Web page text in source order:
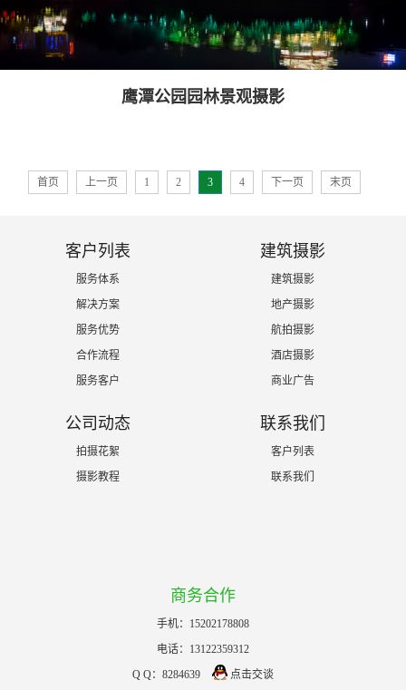
鹰潭公园园林景观摄影
首页 上一页 1 2 3 4 下一页 末页
客户列表
服务体系
解决方案
服务优势
合作流程
服务客户
建筑摄影
建筑摄影
地产摄影
航拍摄影
酒店摄影
商业广告
公司动态
拍摄花絮
摄影教程
联系我们
客户列表
联系我们
商务合作
手机：15202178808
电话：13122359312
Q Q：8284639
点击交谈